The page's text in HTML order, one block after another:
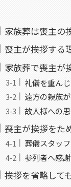
家族葬は喪主の
喪主が挨拶する
家族葬で喪主が
礼儀を重ん
遠方の親族
故人様への
喪主が挨拶をた
葬儀スタッ
参列者へ感
挨拶を省略して